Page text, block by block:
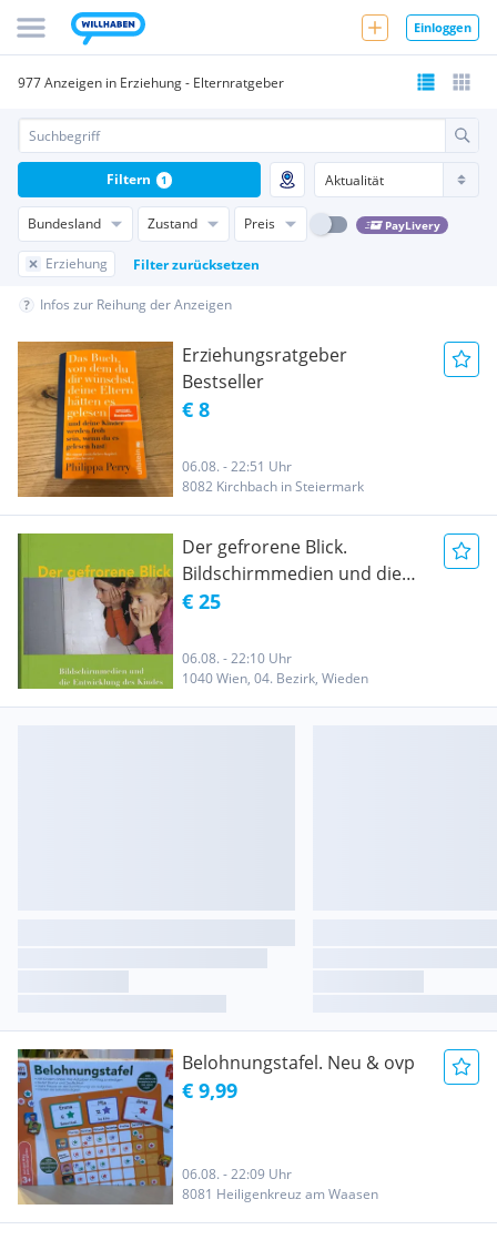
Einloggen
977 Anzeigen in Erziehung - Elternratgeber
Bundesland Zustand Preis PayLivery
Erziehung Filter zurücksetzen
Filtern 1
Infos zur Reihung der Anzeigen
Erziehungsratgeber
Bestseller
€ 8
06.08. - 22:51 Uhr
8082 Kirchbach in Steiermark
Der gefrorene Blick.
Bildschirmmedien und die
Entwicklung des Kindes
€ 25
06.08. - 22:10 Uhr
1040 Wien, 04. Bezirk, Wieden
Belohnungstafel. Neu & ovp
€ 9,99
06.08. - 22:09 Uhr
8081 Heiligenkreuz am Waasen